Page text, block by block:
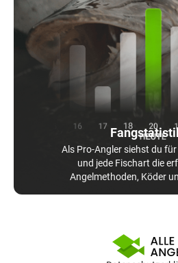
Als Pro-Angler siehst du
und jede Fischart die
Angelmethoden, Köder